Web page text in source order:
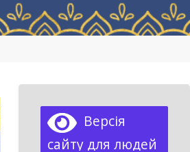
Версія
сайту для людей